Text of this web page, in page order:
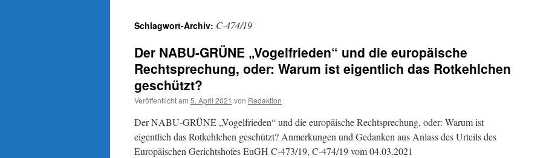
Schlagwort-Archiv: C-474/19
Der NABU-GRÜNE „Vogelfrieden“ und die europäische
Rechtsprechung, oder: Warum ist eigentlich das Rotkehlchen
geschützt?
Veröffentlicht am 5. April 2021 von Redaktion
Der NABU-GRÜNE „Vogelfrieden“ und die europäische Rechtsprechung, oder: Warum ist
eigentlich das Rotkehlchen geschützt? Anmerkungen und Gedanken aus Anlass des Urteils des
Europäischen Gerichtshofes EuGH C-473/19, C-474/19 vom 04.03.2021